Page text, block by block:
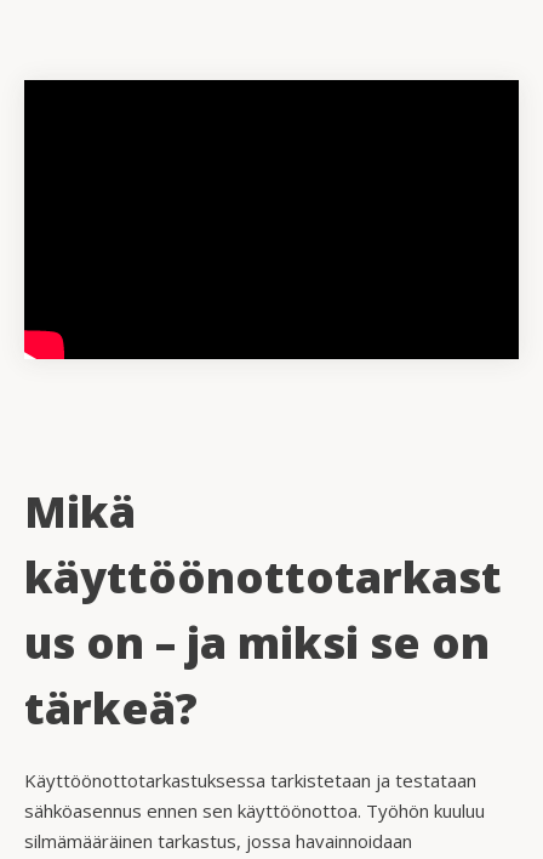
Mikä
käyttöönottotarkast
us on – ja miksi se on
tärkeä?
Käyttöönottotarkastuksessa tarkistetaan ja testataan
sähköasennus ennen sen käyttöönottoa. Työhön kuuluu
silmämääräinen tarkastus, jossa havainnoidaan